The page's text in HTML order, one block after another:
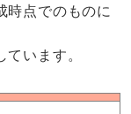
時点でのものに
います。